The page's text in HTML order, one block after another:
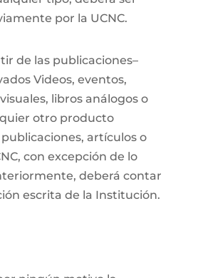
por la UCNC.
de las publicaciones–
Videos, eventos,
libros análogos o
otro producto
artículos o
con excepción de lo
deberá contar
escrita de la Institución.